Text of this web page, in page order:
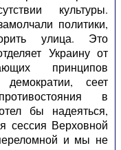
культуры.
политики,
улица. Это
Украину от
принципов
демократии, сеет
в
бы надеяться,
сессия Верховной
и мы не